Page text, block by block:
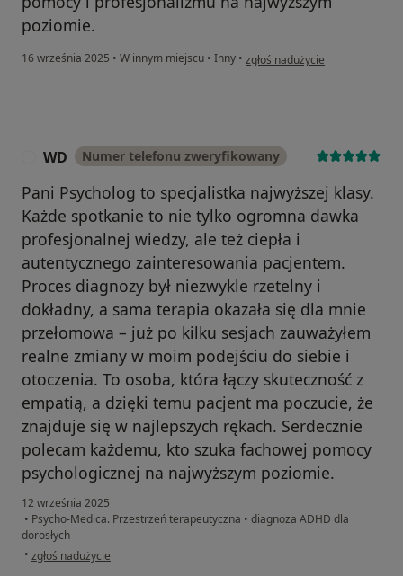
poziomie.
16 września 2025 • W innym miejscu • Inny • w opinii użytkownika Cezary
zgłoś nadużycie
WD Numer telefonu zweryfikowany
Pani Psycholog to specjalistka najwyższej klasy.
Każde spotkanie to nie tylko ogromna dawka
profesjonalnej wiedzy, ale też ciepła i
autentycznego zainteresowania pacjentem.
Proces diagnozy był niezwykle rzetelny i
dokładny, a sama terapia okazała się dla mnie
przełomowa – już po kilku sesjach zauważyłem
realne zmiany w moim podejściu do siebie i
otoczenia. To osoba, która łączy skuteczność z
empatią, a dzięki temu pacjent ma poczucie, że
znajduje się w najlepszych rękach. Serdecznie
polecam każdemu, kto szuka fachowej pomocy
psychologicznej na najwyższym poziomie.
12 września 2025
• Psycho-Medica. Przestrzeń terapeutyczna • diagnoza ADHD dla
dorosłych
• w opinii użytkownika WD
zgłoś nadużycie